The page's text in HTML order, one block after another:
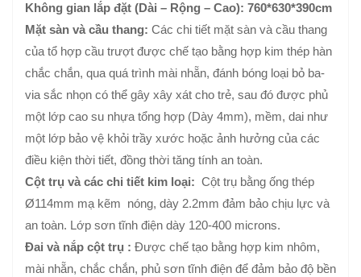
Không gian lắp đặt (Dài – Rộng – Cao): 760*630*390cm
Mặt sàn và cầu thang: Các chi tiết mặt sàn và cầu thang
của tổ hợp cầu trượt được chế tạo bằng hợp kim thép hàn
chắc chắn, qua quá trình mài nhẵn, đánh bóng loại bỏ ba-
via sắc nhọn có thể gây xây xát cho trẻ, sau đó được phủ
một lớp cao su nhựa tổng hợp (Dày 4mm), mềm, dai như
một lớp bảo vệ khỏi trầy xước hoặc ảnh hưởng của các
điều kiện thời tiết, đồng thời tăng tính an toàn.
Cột trụ và các chi tiết kim loại: Cột trụ bằng ống thép
Ø114mm mạ kẽm nóng, dày 2.2mm đảm bảo chịu lực và
an toàn. Lớp sơn tĩnh điện dày 120-400 microns.
Đai và nắp cột trụ : Được chế tạo bằng hợp kim nhôm,
mài nhẵn, chắc chắn, phủ sơn tĩnh điện để đảm bảo độ bền